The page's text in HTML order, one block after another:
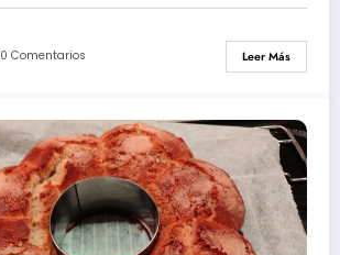
0 Comentarios Leer Más